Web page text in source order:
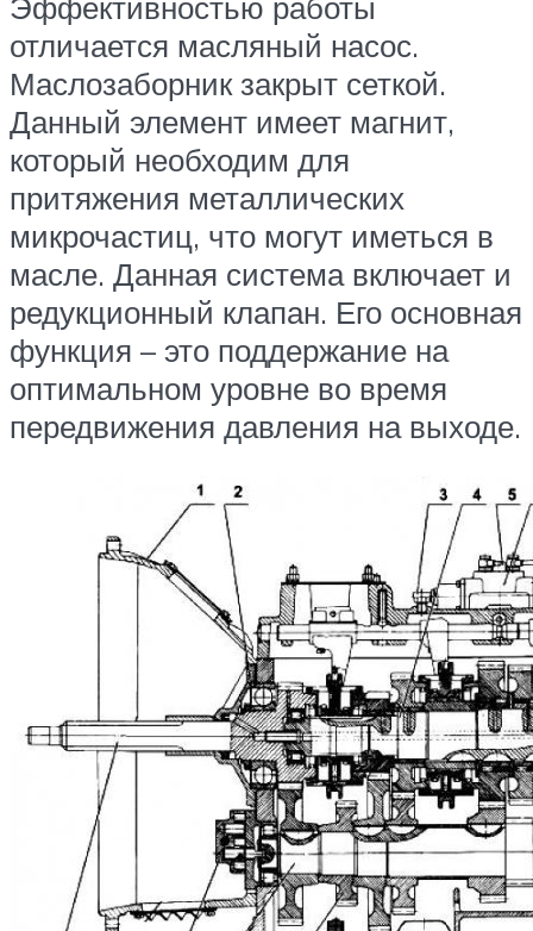
отличается масляный насос.
Маслозаборник закрыт сеткой.
Данный элемент имеет магнит,
который необходим для
притяжения металлических
микрочастиц, что могут иметься в
масле. Данная система включает и
редукционный клапан. Его основная
функция – это поддержание на
оптимальном уровне во время
передвижения давления на выходе.